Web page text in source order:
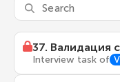
37. Валидация
Interview task of